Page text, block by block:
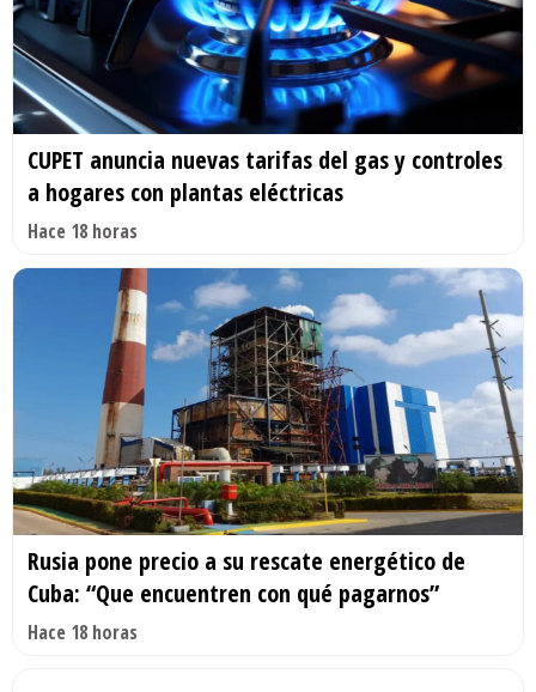
CUPET anuncia nuevas tarifas del gas y controles
a hogares con plantas eléctricas
Hace 18 horas
Rusia pone precio a su rescate energético de
Cuba: “Que encuentren con qué pagarnos”
Hace 18 horas